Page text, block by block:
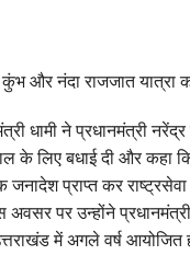
कुंभ और नंदा राजजात यात्रा
धामी ने प्रधानमंत्री नरेंद्र
के लिए बधाई दी और कहा
जनादेश प्राप्त कर राष्ट्रसेवा
अवसर पर उन्होंने
में अगले वर्ष आयोजित